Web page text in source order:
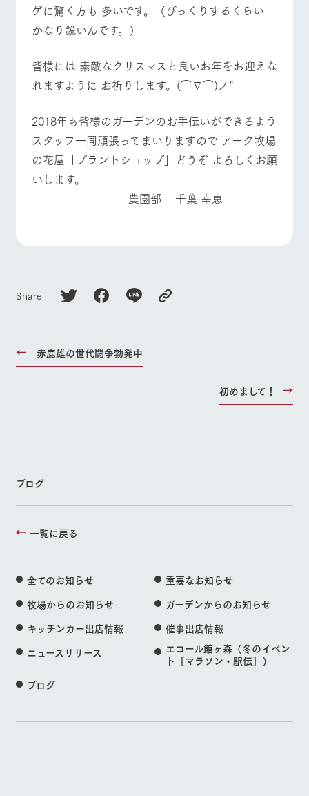
ゲに驚く方も 多いです。（びっくりするくらい
かなり鋭いんです。）
皆様には 素敵なクリスマスと良いお年をお迎えな
れますように お祈りします。(⌒∇⌒)ノ”
2018年も皆様のガーデンのお手伝いができるよう
スタッフ一同頑張ってまいりますので アーク牧場
の花屋「プラントショップ」どうぞ よろしくお願
いします。
農園部 千葉 幸恵
Share
赤鹿雄の世代闘争勃発中
初めまして！
ブログ
一覧に戻る
全てのお知らせ
重要なお知らせ
牧場からのお知らせ
ガーデンからのお知らせ
キッチンカー出店情報
催事出店情報
ニュースリリース
エコール館ヶ森（冬のイベン
ト［マラソン・駅伝］）
ブログ